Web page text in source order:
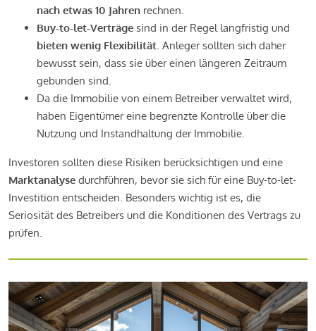
nach etwas 10 Jahren rechnen.
Buy-to-let-Verträge sind in der Regel langfristig und
bieten wenig Flexibilität. Anleger sollten sich daher
bewusst sein, dass sie über einen längeren Zeitraum
gebunden sind.
Da die Immobilie von einem Betreiber verwaltet wird,
haben Eigentümer eine begrenzte Kontrolle über die
Nutzung und Instandhaltung der Immobilie.
Investoren sollten diese Risiken berücksichtigen und eine
Marktanalyse durchführen, bevor sie sich für eine Buy-to-let-
Investition entscheiden. Besonders wichtig ist es, die
Seriosität des Betreibers und die Konditionen des Vertrags zu
prüfen.